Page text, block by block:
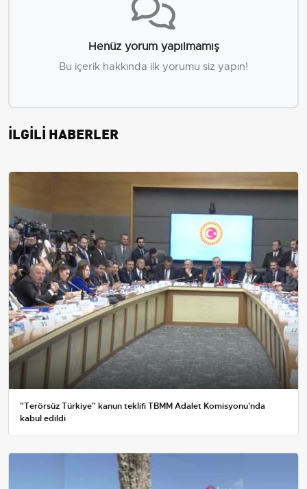
Henüz yorum yapılmamış
Bu içerik hakkında ilk yorumu siz yapın!
İLGİLİ HABERLER
"Terörsüz Türkiye" kanun teklifi TBMM Adalet Komisyonu'nda
kabul edildi